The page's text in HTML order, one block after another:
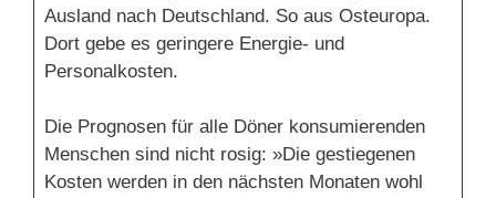
Ausland nach Deutschland. So aus Osteuropa.
Dort gebe es geringere Energie- und
Personalkosten.
Die Prognosen für alle Döner konsumierenden
Menschen sind nicht rosig: »Die gestiegenen
Kosten werden in den nächsten Monaten wohl